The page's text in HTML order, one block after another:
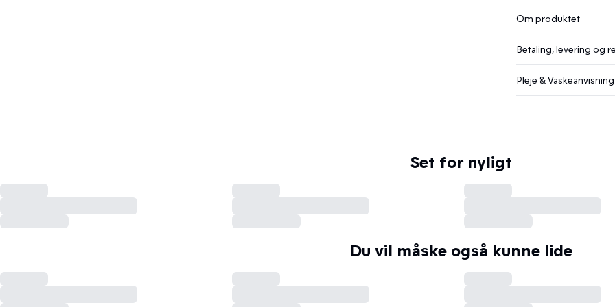
Om produktet
Betaling, levering og
Pleje & Vaskeanvisning
Set for nyligt
Du vil måske også kunne lide